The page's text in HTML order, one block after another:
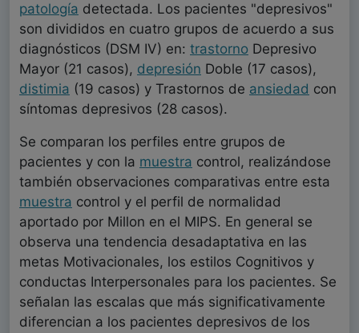
patología detectada. Los pacientes "depresivos"
son divididos en cuatro grupos de acuerdo a sus
diagnósticos (DSM IV) en: trastorno Depresivo
Mayor (21 casos), depresión Doble (17 casos),
distimia (19 casos) y Trastornos de ansiedad con
síntomas depresivos (28 casos).
Se comparan los perfiles entre grupos de
pacientes y con la muestra control, realizándose
también observaciones comparativas entre esta
muestra control y el perfil de normalidad
aportado por Millon en el MIPS. En general se
observa una tendencia desadaptativa en las
metas Motivacionales, los estilos Cognitivos y
conductas Interpersonales para los pacientes. Se
señalan las escalas que más significativamente
diferencian a los pacientes depresivos de los